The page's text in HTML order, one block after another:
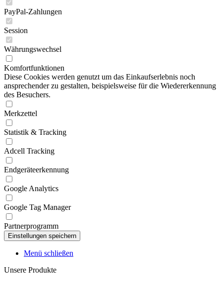
PayPal-Zahlungen
Session
Währungswechsel
Komfortfunktionen
Diese Cookies werden genutzt um das Einkaufserlebnis noch
ansprechender zu gestalten, beispielsweise für die Wiedererkennung
des Besuchers.
Merkzettel
Statistik & Tracking
Adcell Tracking
Endgeräteerkennung
Google Analytics
Google Tag Manager
Partnerprogramm
Menü schließen
Unsere Produkte